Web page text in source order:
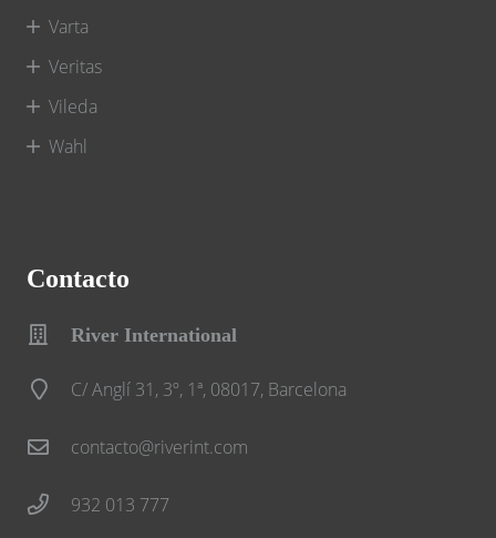
Varta
Veritas
Vileda
Wahl
Contacto
River International
C/ Anglí 31, 3º, 1ª, 08017, Barcelona
contacto@riverint.com
932 013 777